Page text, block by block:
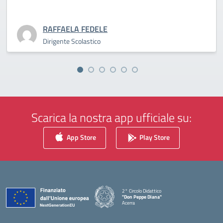
RAFFAELA FEDELE
Dirigente Scolastico
Scarica la nostra app ufficiale su:
App Store Play Store
2° Circolo Didattico
"Don Peppe Diana"
Acerra